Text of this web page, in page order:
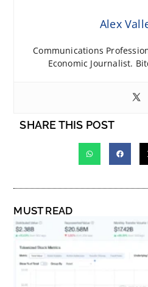
Alex
Communications
Economic Journalist.
SHARE THIS POST
MUST READ